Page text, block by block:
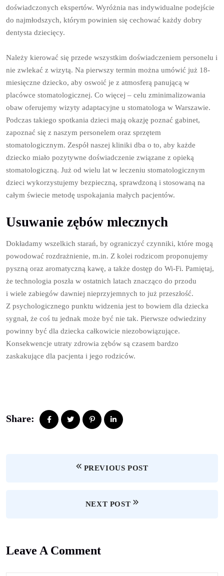
doświadczonych ekspertów. Wyróżnia nas indywidualne podejście
do najmłodszych, którym powinien się cechować każdy dobry
dentysta dziecięcy.
Należy kierować się przede wszystkim doświadczeniem personelu i
nie zwlekać z wizytą. Na pierwszy termin można umówić już 18-
miesięczne dziecko, aby oswoić je z atmosferą panującą w
placówce stomatologicznej. Co więcej – celu zminimalizowania
obaw oferujemy wizyty adaptacyjne u stomatologa w Warszawie.
Podczas takiego spotkania dzieci mają okazję poznać gabinet,
zapoznać się z naszym personelem oraz sprzętem
stomatologicznym. Zespół naszej kliniki dba o to, aby każde
dziecko miało pozytywne doświadczenie związane z opieką
stomatologiczną. Już od wielu lat w leczeniu stomatologicznym
dzieci wykorzystujemy bezpieczną, sprawdzoną i stosowaną na
całym świecie metodę uspokajania małych pacjentów.
Usuwanie zębów mlecznych
Dokładamy wszelkich starań, by ograniczyć czynniki, które mogą
powodować rozdrażnienie, m.in. Z kolei rodzicom proponujemy
pyszną oraz aromatyczną kawę, a także dostęp do Wi-Fi. Pamiętaj,
że technologia poszła w ostatnich latach znacząco do przodu
i wiele zabiegów dawniej nieprzyjemnych to już przeszłość.
Z psychologicznego punktu widzenia jest to bowiem dla dziecka
sygnał, że coś tu jednak może być nie tak. Pierwsze odwiedziny
powinny być dla dziecka całkowicie niezobowiązujące.
Konsekwencje utraty zdrowia zębów są czasem bardzo
zaskakujące dla pacjenta i jego rodziców.
Share:
PREVIOUS POST
NEXT POST
Leave A Comment